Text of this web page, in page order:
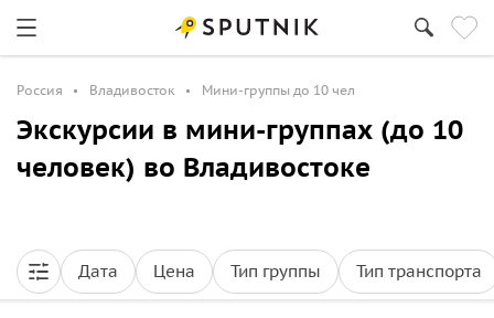
Россия Владивосток Мини-группы до 10 чел
Экскурсии в мини-группах (до 10
человек) во Владивостоке
Дата Цена Тип группы Тип транспорта